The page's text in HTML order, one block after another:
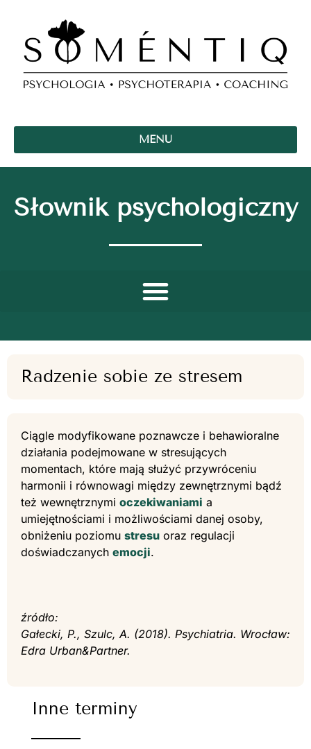
MENU
Słownik psychologiczny
Radzenie sobie ze stresem
Ciągle modyfikowane poznawcze i behawioralne
działania podejmowane w stresujących
momentach, które mają służyć przywróceniu
harmonii i równowagi między zewnętrznymi bądź
też wewnętrznymi oczekiwaniami a
umiejętnościami i możliwościami danej osoby,
obniżeniu poziomu stresu oraz regulacji
doświadczanych emocji.
źródło:
Gałecki, P., Szulc, A. (2018). Psychiatria. Wrocław:
Edra Urban&Partner.
Inne terminy